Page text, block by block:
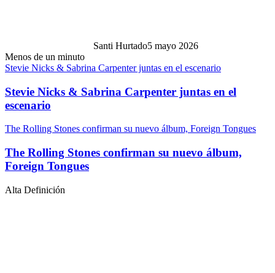
Santi Hurtado5 mayo 2026
Menos de un minuto
Stevie Nicks & Sabrina Carpenter juntas en el escenario
Stevie Nicks & Sabrina Carpenter juntas en el
escenario
The Rolling Stones confirman su nuevo álbum, Foreign Tongues
The Rolling Stones confirman su nuevo álbum,
Foreign Tongues
Alta Definición